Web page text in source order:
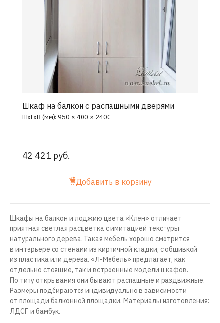
Шкаф на балкон с распашными дверями
ШхГхВ (мм): 950 × 400 × 2400
42 421 руб.
Добавить в корзину
Шкафы на балкон и лоджию цвета «Клен» отличает
приятная светлая расцветка с имитацией текстуры
натурального дерева. Такая мебель хорошо смотрится
в интерьере со стенами из кирпичной кладки, с обшивкой
из пластика или дерева. «Л-Мебель» предлагает, как
отдельно стоящие, так и встроенные модели шкафов.
По типу открывания они бывают распашные и раздвижные.
Размеры подбираются индивидуально в зависимости
от площади балконной площадки. Материалы изготовления:
ЛДСП и бамбук.